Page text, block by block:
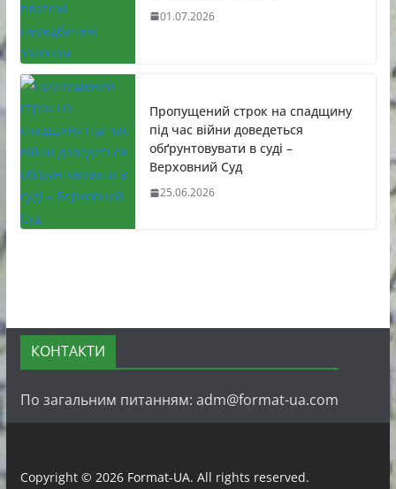
01.07.2026
Пропущений строк на спадщину
під час війни доведеться
обґрунтовувати в суді –
Верховний Суд
25.06.2026
КОНТАКТИ
По загальним питанням: adm@format-ua.com
Copyright © 2026 Format-UA. All rights reserved.